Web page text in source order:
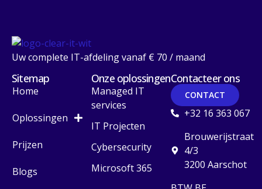
Uw complete IT-afdeling vanaf € 70 / maand
Sitemap
Home
Oplossingen
Prijzen
Blogs
Onze oplossingen
Managed IT
services
IT Projecten
Cybersecurity
Microsoft 365
Contacteer ons
CONTACT
+32 16 363 067
Brouwerijstraat
4/3
3200 Aarschot